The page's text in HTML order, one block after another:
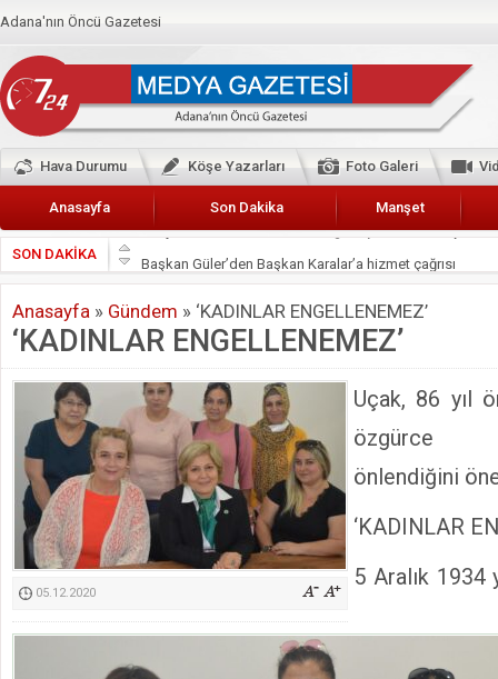
Adana'nın Öncü Gazetesi
Hava Durumu Köşe Yazarları Foto Galeri
Anasayfa Son Dakika Manşet
SON DAKİKA
Başkan Güler’den Başkan Karalar’a hizmet çağrısı
Lokantacılar ve Kebapçılar Esnaf Odası Başkanı Şefik
Hak-İş Abdurrahman Yücel
HDP İL BİNASININ ÖNÜNDE ANNELER TARİH
CEYHAN TİCARET ODASI
Hainler emellerine asla erişemeyecekler
BÖLGEMİZ ÇUKUROVA’DA 2019 YILI PAMUK
İyi Parti Yüreğir İlçe Başkanı Enis Akyürek
Kimyasallardan Koruma Derneği Başkanı Cennet Çelik
Anasayfa » Gündem » ‘KADINLAR ENGELLENEMEZ’
‘KADINLAR ENGELLENEMEZ’
05.12.2020
Uçak, 86 yıl
özgürce
önlendiğini
‘KADINLAR
5 Aralık 1934